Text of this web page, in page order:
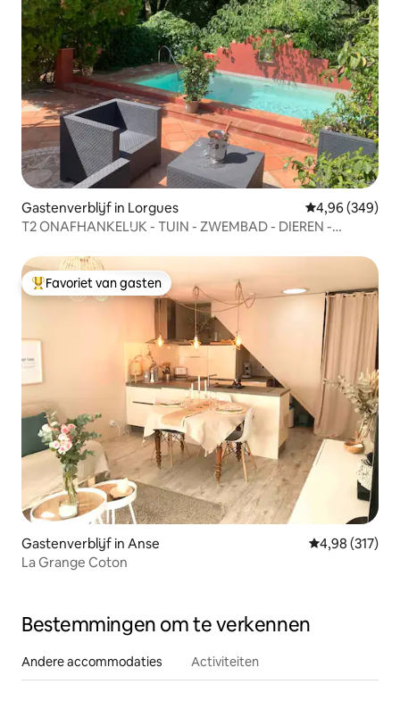
Gastenverblijf in Lorgues Gemiddelde
4,96 (349)
T2 ONAFHANKELIJK - TUIN - ZWEMBAD - DIEREN -
Topfavoriet van gasten
Favoriet van gasten
Gastenverblijf in Anse Gemiddelde
4,98 (317)
La Grange Coton
Bestemmingen om te verkennen
Andere accommodaties Activiteiten